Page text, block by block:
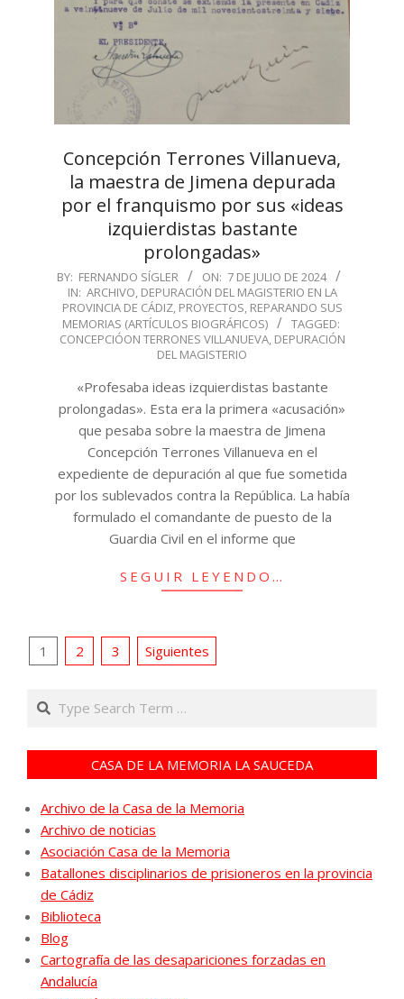
Concepción Terrones Villanueva,
la maestra de Jimena depurada
por el franquismo por sus «ideas
izquierdistas bastante
prolongadas»
2024-
07-
07
BY: FERNANDO SÍGLER ON: 7 DE JULIO DE 2024
IN: ARCHIVO, DEPURACIÓN DEL MAGISTERIO EN LA
PROVINCIA DE CÁDIZ, PROYECTOS, REPARANDO SUS
MEMORIAS (ARTÍCULOS BIOGRÁFICOS)
TAGGED:
CONCEPCIÓON TERRONES VILLANUEVA, DEPURACIÓN
DEL MAGISTERIO
«Profesaba ideas izquierdistas bastante
prolongadas». Esta era la primera «acusación»
que pesaba sobre la maestra de Jimena
Concepción Terrones Villanueva en el
expediente de depuración al que fue sometida
por los sublevados contra la República. La había
formulado el comandante de puesto de la
Guardia Civil en el informe que
SEGUIR LEYENDO…
Paginación
entradas
1 2 3 Siguientes
Search
CASA DE LA MEMORIA LA SAUCEDA
Archivo de la Casa de la Memoria
Archivo de noticias
Asociación Casa de la Memoria
Batallones disciplinarios de prisioneros en la provincia
de Cádiz
Biblioteca
Blog
Cartografía de las desapariciones forzadas en
Andalucía